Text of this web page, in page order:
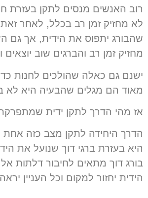
רוב האנשים מנסים לתקן בעזרת
לא מחזיק זמן רב בכלל, לאחר זאת
שהבורג יתפוס את הידית, אך גם
מחזיק זמן רב והברגים שוב
ישנם גם כאלה שהולכים לחנות
מאוד הם מגלים שהבעיה היא לא
אז מהי הדרך לתקן ידית
הדרך היחידה לתקן מצב כזה
היא בעזרת ברגי דוך שנועל את
בורג דוך מתאים לחיבור דלתות
הידית יחזור למקום וכל העניין